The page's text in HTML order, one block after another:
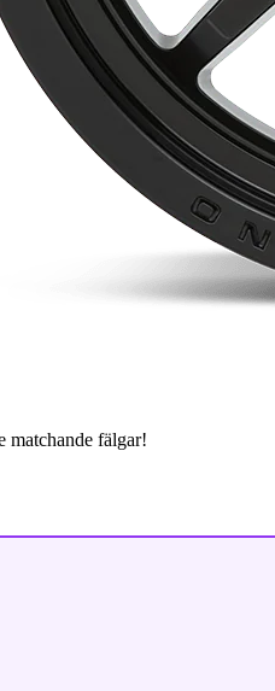
matchande fälgar!